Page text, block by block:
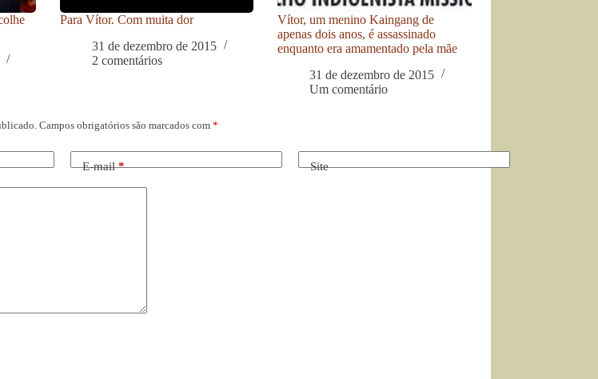
Para Vítor. Com muita dor
31 de dezembro de 2015
2 comentários
Vítor, um menino Kaingang de
apenas dois anos, é assassinado
enquanto era amamentado pela mãe
31 de dezembro de 2015
Um comentário
Campos obrigatórios são marcados com *
E-mail* Site